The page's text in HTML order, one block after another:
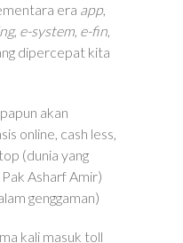
era app,
, e-system, e-fin,
dipercepat kita
akan
online, cash less,
(dunia yang
Asharf Amir)
genggaman)
kali masuk toll